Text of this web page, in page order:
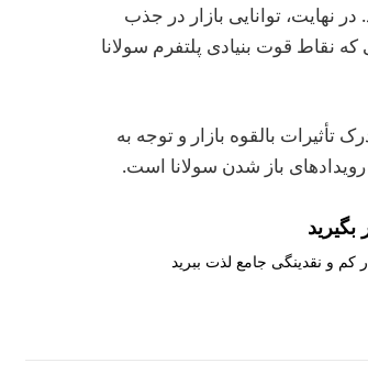
نهایت، توانایی بازار در جذب
نقاط قوت بنیادی پلتفرم سولانا
تأثیرات بالقوه بازار و توجه به
باز شدن سولانا است.
کم و نقدینگی جامع لذت ببرید